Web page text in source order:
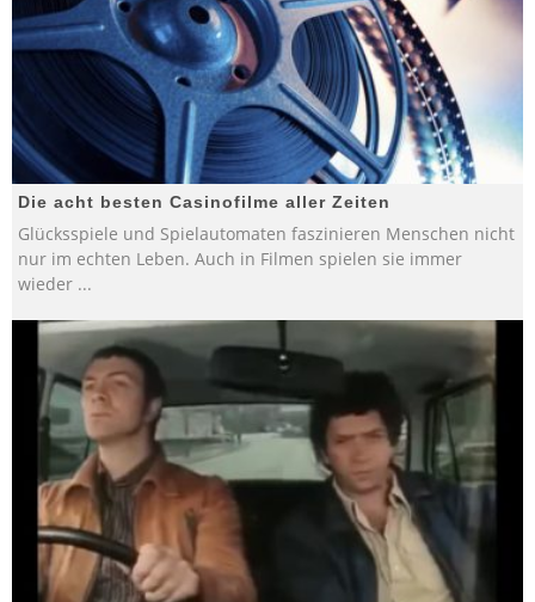
Die acht besten Casinofilme aller Zeiten
Glücksspiele und Spielautomaten faszinieren Menschen nicht
nur im echten Leben. Auch in Filmen spielen sie immer
wieder ...